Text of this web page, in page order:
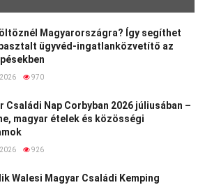
Magyarországra? Így segíthet
ügyvéd-ingatlanközvetítő az
970
Családi Nap Corbyban 2026 júliusában –
magyar ételek és közösségi
926
Walesi Magyar Családi Kemping